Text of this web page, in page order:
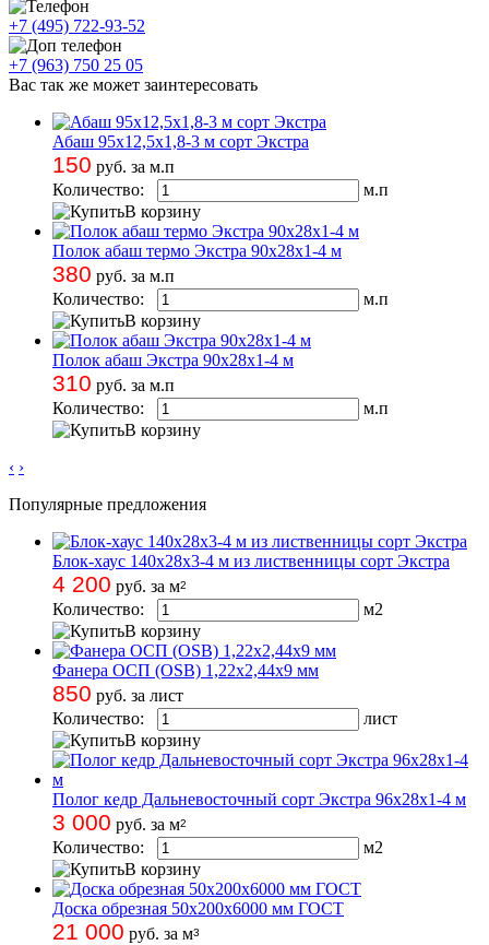
+7 (495) 722-93-52
+7 (963) 750 25 05
Вас так же может заинтересовать
Абаш 95х12,5х1,8-3 м сорт Экстра
150 руб. за м.п
Количество:
м.п
В корзину
Полок абаш термо Экстра 90х28х1-4 м
380 руб. за м.п
Количество:
м.п
В корзину
Полок абаш Экстра 90х28х1-4 м
310 руб. за м.п
Количество:
м.п
В корзину
‹ ›
Популярные предложения
Блок-хаус 140х28х3-4 м из лиственницы сорт Экстра
4 200 руб. за м2
Количество: м2
В корзину
Фанера ОСП (OSB) 1,22х2,44х9 мм
850 руб. за лист
Количество:
лист
В корзину
Полог кедр Дальневосточный сорт Экстра 96х28х1-4 м
3 000 руб. за м2
Количество: м2
В корзину
Доска обрезная 50х200х6000 мм ГОСТ
21 000 руб. за м3